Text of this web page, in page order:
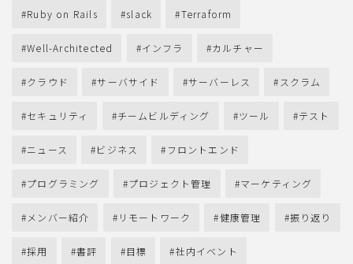
Ruby on Rails slack Terraform
Well-Architected インフラ カルチャー
クラウド サーバサイド サーバーレス スクラム
セキュリティ チームビルディング ツール テスト
ニュース ビジネス フロントエンド
プログラミング プロジェクト管理 マーケティング
メンバー紹介 リモートワーク 健康管理 振り返り
採用 書評 目標 社内イベント